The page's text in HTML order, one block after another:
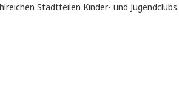
Stadtteilen Kinder- und Jugendclubs.